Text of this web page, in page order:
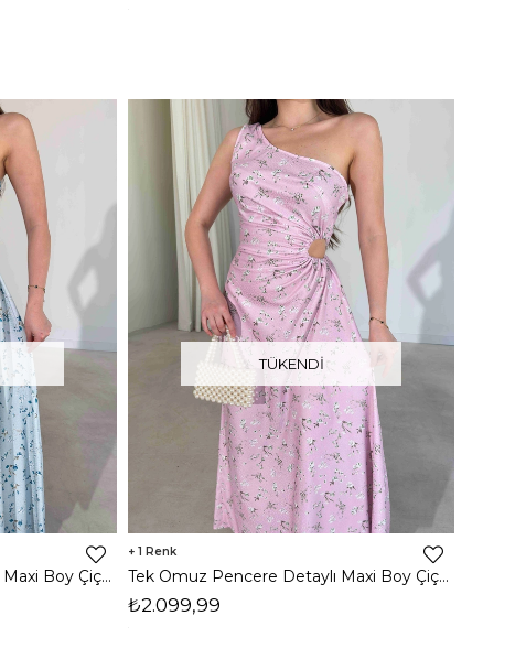
Tek Omuz Pencere Detaylı Maxi Boy Çiçekli Mavi Jayde Kadın Elbise 26Y321
TÜKENDI
1
Tek Omuz Pencere Detaylı Maxi Boy Çiçekli Pembe Jayde Kadın Elbise 26Y321
₺2.099,99